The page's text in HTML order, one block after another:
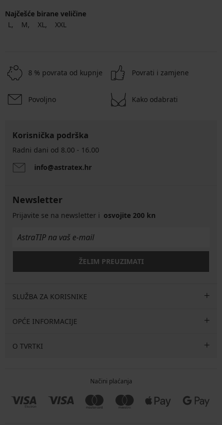
Najčešće birane veličine
L
M XL XXL
8 % povrata od kupnje Povrati i zamjene
Povoljno Kako odabrati
Korisnička podrška
Radni dani od 8.00 - 16.00
info@astratex.hr
Newsletter
Prijavite se na newsletter i osvojite 200 kn
ŽELIM PREUZIMATI
SLUŽBA ZA KORISNIKE
OPĆE INFORMACIJE
O TVRTKI
Načini plaćanja